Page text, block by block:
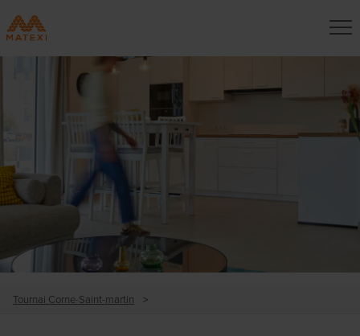
Tournai Corne-Saint-martin >